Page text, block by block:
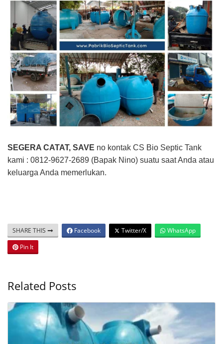
SEGERA CATAT, SAVE no kontak CS Bio Septic Tank
kami : 0812-9627-2689 (Bapak Nino) suatu saat Anda atau
keluarga Anda memerlukan.
SHARE THIS Facebook Twitter/X
WhatsApp
Pin It
Related Posts